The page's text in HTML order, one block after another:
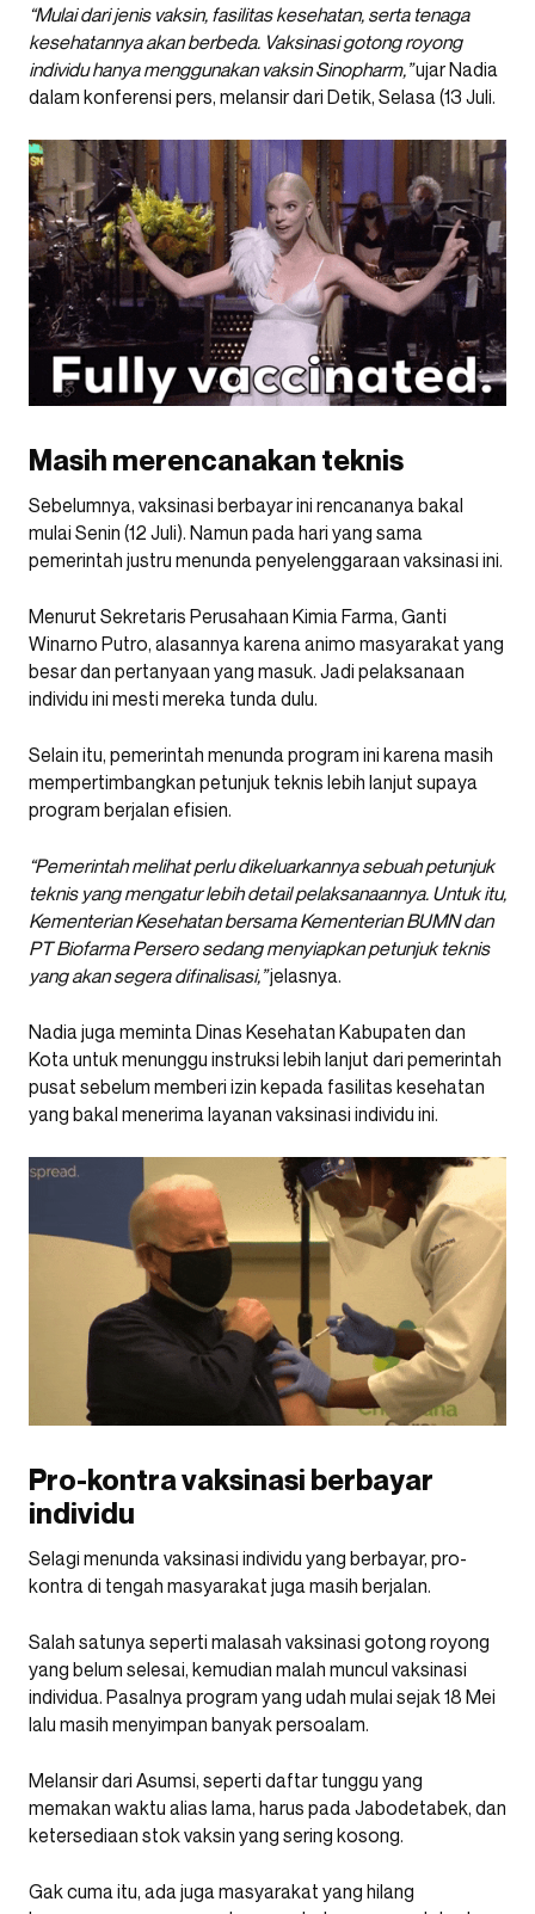
“Mulai dari jenis vaksin, fasilitas kesehatan, serta tenaga
kesehatannya akan berbeda. Vaksinasi gotong royong
individu hanya menggunakan vaksin Sinopharm,”ujar Nadia
dalam konferensi pers, melansir dari Detik, Selasa (13 Juli.
Masih merencanakan teknis
Sebelumnya, vaksinasi berbayar ini rencananya bakal
mulai Senin (12 Juli). Namun pada hari yang sama
pemerintah justru menunda penyelenggaraan vaksinasi ini.
Menurut Sekretaris Perusahaan Kimia Farma, Ganti
Winarno Putro, alasannya karena animo masyarakat yang
besar dan pertanyaan yang masuk. Jadi pelaksanaan
individu ini mesti mereka tunda dulu.
Selain itu, pemerintah menunda program ini karena masih
mempertimbangkan petunjuk teknis lebih lanjut supaya
program berjalan efisien.
“Pemerintah melihat perlu dikeluarkannya sebuah petunjuk
teknis yang mengatur lebih detail pelaksanaannya. Untuk itu,
Kementerian Kesehatan bersama Kementerian BUMN dan
PT Biofarma Persero sedang menyiapkan petunjuk teknis
yang akan segera difinalisasi,”jelasnya.
Nadia juga meminta Dinas Kesehatan Kabupaten dan
Kota untuk menunggu instruksi lebih lanjut dari pemerintah
pusat sebelum memberi izin kepada fasilitas kesehatan
yang bakal menerima layanan vaksinasi individu ini.
Pro-kontra vaksinasi berbayar
individu
Selagi menunda vaksinasi individu yang berbayar, pro-
kontra di tengah masyarakat juga masih berjalan.
Salah satunya seperti malasah vaksinasi gotong royong
yang belum selesai, kemudian malah muncul vaksinasi
individua. Pasalnya program yang udah mulai sejak 18 Mei
lalu masih menyimpan banyak persoalam.
Melansir dari Asumsi, seperti daftar tunggu yang
memakan waktu alias lama, harus pada Jabodetabek, dan
ketersediaan stok vaksin yang sering kosong.
Gak cuma itu, ada juga masyarakat yang hilang